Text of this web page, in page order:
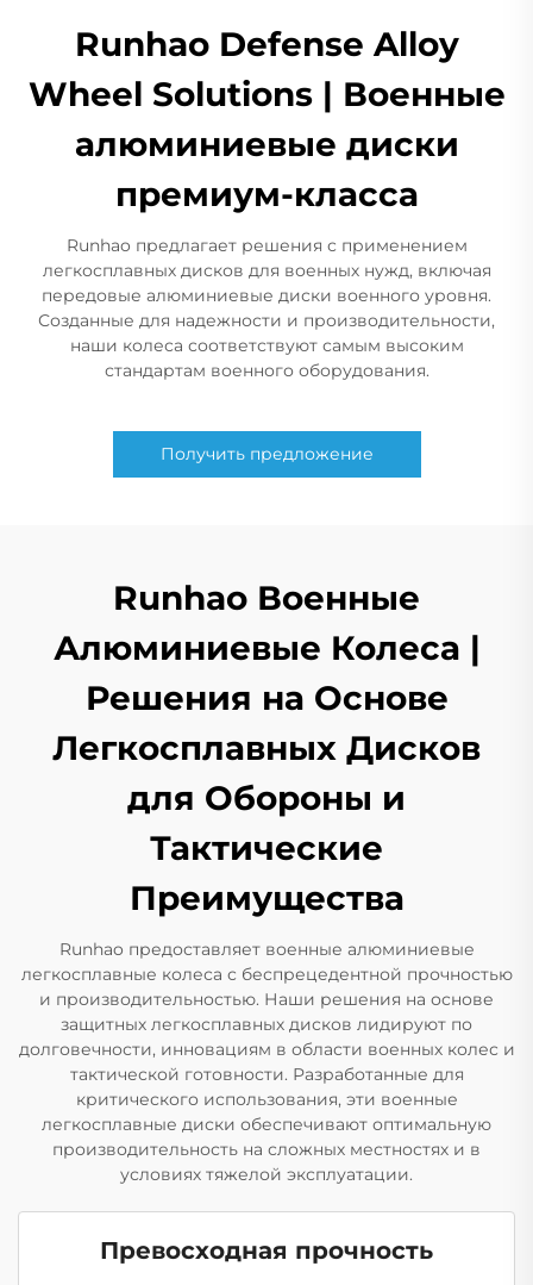
Runhao Defense Alloy
Wheel Solutions | Военные
алюминиевые диски
премиум-класса
Runhao предлагает решения с применением
легкосплавных дисков для военных нужд, включая
передовые алюминиевые диски военного уровня.
Созданные для надежности и производительности,
наши колеса соответствуют самым высоким
стандартам военного оборудования.
Получить предложение
Runhao Военные
Алюминиевые Колеса |
Решения на Основе
Легкосплавных Дисков
для Обороны и
Тактические
Преимущества
Runhao предоставляет военные алюминиевые
легкосплавные колеса с беспрецедентной прочностью
и производительностью. Наши решения на основе
защитных легкосплавных дисков лидируют по
долговечности, инновациям в области военных колес и
тактической готовности. Разработанные для
критического использования, эти военные
легкосплавные диски обеспечивают оптимальную
производительность на сложных местностях и в
условиях тяжелой эксплуатации.
Превосходная прочность